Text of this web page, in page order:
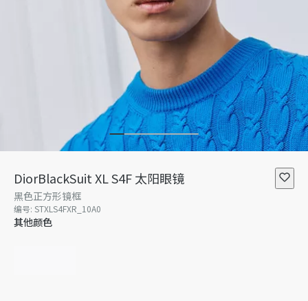
DiorBlackSuit XL S4F 太阳眼镜
黑色正方形镜框
编号: STXLS4FXR_10A0
其他颜色